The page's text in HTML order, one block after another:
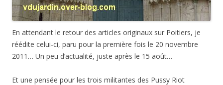
En attendant le retour des articles originaux sur Poitiers, je
réédite celui-ci, paru pour la première fois le 20 novembre
2011… Un peu d’actualité, juste après le 15 août…
Et une pensée pour les trois militantes des Pussy Riot